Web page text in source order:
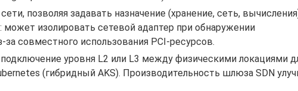
позволяя задавать назначение (хранение, сеть,
изолировать сетевой адаптер при обнаружении
совместного использования PCI-ресурсов.
уровня L2 или L3 между физическими локациями
(гибридный AKS). Производительность шлюза SDN